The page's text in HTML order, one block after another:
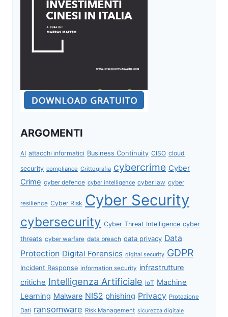
ARGOMENTI
AI attacchi informatici Business Continuity CISO cloud
security compliance Crittografia cybercrime Cyber
Crime cyber defence cyber intelligence cyber law cyber
resilience Cyber Risk Cyber Security
cybersecurity Cyber Threat Intelligence cyber
threats cyber warfare data breach data privacy Data
Protection Digital Forensics digital security GDPR
Incident Response information security infrastrutture
critiche Intelligenza Artificiale IoT Machine
Learning Malware NIS2 phishing Privacy Protezione
Dati ransomware Risk Management sicurezza digitale